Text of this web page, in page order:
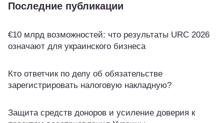
Последние публикации
€10 млрд возможностей: что результаты URC 2026
означают для украинского бизнеса
Кто ответчик по делу об обязательстве
зарегистрировать налоговую накладную?
Защита средств доноров и усиление доверия к